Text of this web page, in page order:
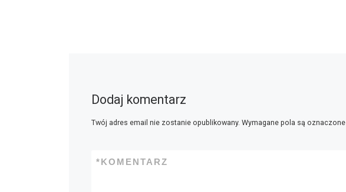
Dodaj komentarz
Twój adres email nie zostanie opublikowany. Wymagane pola są oznaczone
KOMENTARZ
*